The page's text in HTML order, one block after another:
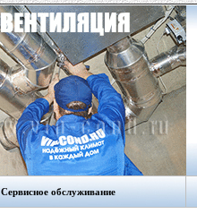
Сервисное обслуживание